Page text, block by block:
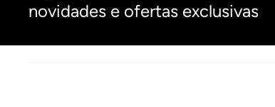
novidades e ofertas exclusivas